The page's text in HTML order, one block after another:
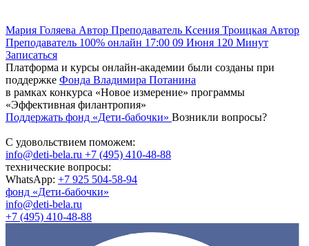
Мария Голяева Автор Преподаватель Ксения Троицкая Автор
Преподаватель 100% онлайн 17:00 09 Июня 120 Минут
Записаться
Платформа и курсы онлайн-академии были созданы при
поддержке Фонда Владимира Потанина
в рамках конкурса «Новое измерение» программы
«Эффективная филантропия»
Поддержать фонд «Дети-бабочки» Возникли вопросы?
С удовольствием поможем:
info@deti-bela.ru +7 (495) 410-48-88
технические вопросы:
WhatsApp: +7 925 504-58-94
фонд «Дети-бабочки»
info@deti-bela.ru
+7 (495) 410-48-88